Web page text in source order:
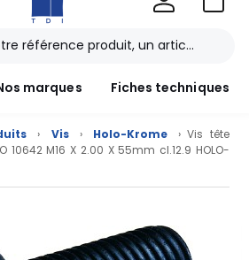
marques Fiches techniques
› Vis › Holo-Krome
› Vis tête
10642 M16 X 2.00 X 55mm cl.12.9 HOLO-